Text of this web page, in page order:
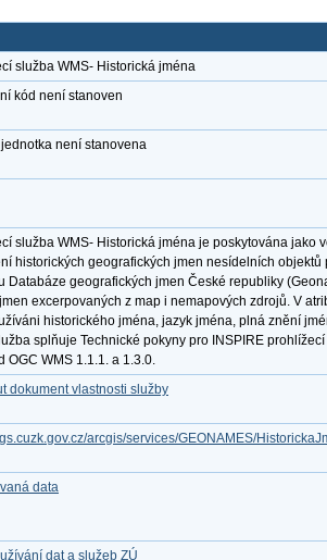
služba WMS- Historická jména
kód není stanoven
není stanovena
služba WMS- Historická jména je poskytována jako
historických geografických jmen nesídelních
Databáze geografických jmen České republiky
excerpovaných z map i nemapových zdrojů. V
historického jména, jazyk jména, plná znění
splňuje Technické pokyny pro INSPIRE
OGC WMS 1.1.1. a 1.3.0.
dokument vlastnosti služby
arcgis/services/GEONAMES/
data
dat a služeb ZÚ